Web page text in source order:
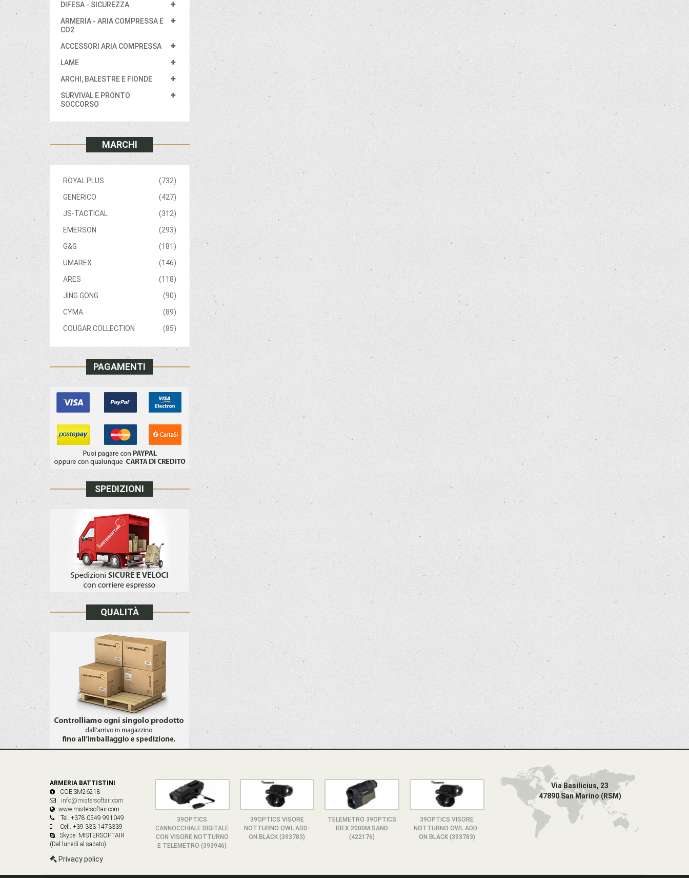
DIFESA - SICUREZZA
ARMERIA - ARIA COMPRESSA E
CO2
ACCESSORI ARIA COMPRESSA
LAME
ARCHI, BALESTRE E FIONDE
SURVIVAL E PRONTO
SOCCORSO
MARCHI
(732)
ROYAL PLUS
(427)
GENERICO
(312)
JS-TACTICAL
(293)
EMERSON
(181)
G&G
(146)
UMAREX
(118)
ARES
(90)
JING GONG
(89)
CYMA
(85)
COUGAR COLLECTION
PAGAMENTI
SPEDIZIONI
QUALITÀ
ARMERIA BATTISTINI
COE SM26218
info@mistersoftair.com
www.mistersoftair.com
Tel. +378 0549 991049
Cell. +39 333 1473339
Skype: MISTERSOFTAIR
(Dal lunedì al sabato)
Privacy policy
39OPTICS
CANNOCCHIALE DIGITALE
CON VISORE NOTTURNO
E TELEMETRO (393946)
39OPTICS VISORE
NOTTURNO OWL ADD-
ON BLACK (393783)
TELEMETRO 39OPTICS
IBEX 2000M SAND
(422176)
39OPTICS VISORE
NOTTURNO OWL ADD-
ON BLACK (393783)
Via Basilicius, 23
47890 San Marino (RSM)